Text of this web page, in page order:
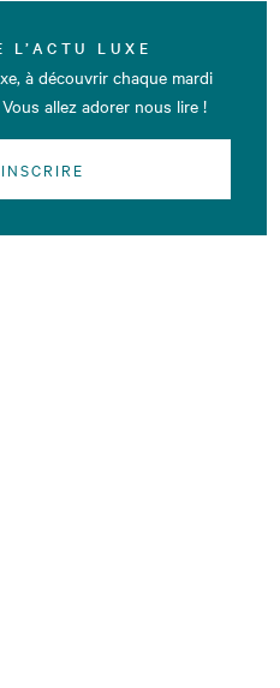
L’ACTU LUXE
à découvrir chaque mardi
allez adorer nous lire !